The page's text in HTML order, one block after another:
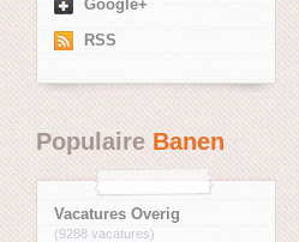
Google+
RSS
PopulaireBanen
Vacatures Overig
(9288 vacatures)